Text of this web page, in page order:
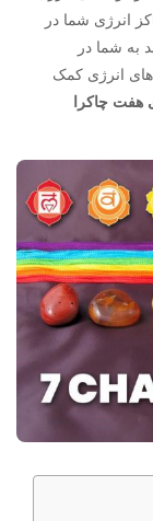
انرژی شما در
به شما در
های انرژی کمک
چاکرا